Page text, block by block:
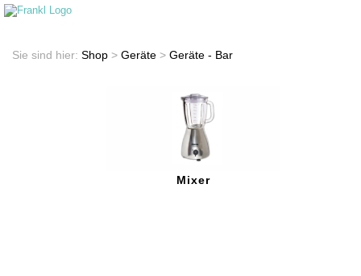
Sie sind hier: Shop > Geräte > Geräte - Bar
Mixer